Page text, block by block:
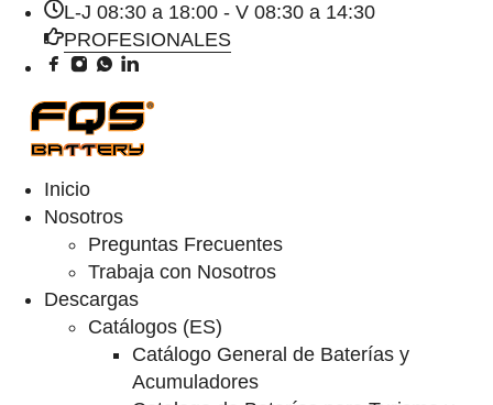
L-J 08:30 a 18:00 - V 08:30 a 14:30
PROFESIONALES
Inicio
Nosotros
Preguntas Frecuentes
Trabaja con Nosotros
Descargas
Catálogos (ES)
Catálogo General de Baterías y
Acumuladores